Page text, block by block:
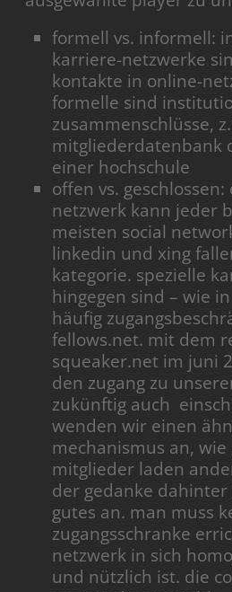
formell vs. informell:
karriere-netzwerke
kontakte in online-
formelle sind
zusammenschlüsse,
mitgliederdatenbank
einer hochschule
offen vs.
netzwerk kann jeder
meisten social
linkedin und xing
kategorie. spezielle
hingegen sind – wie
häufig
fellows.net. mit dem
squeaker.net im juni
den zugang zu
zukünftig auch
wenden wir einen
mechanismus an, wie
mitglieder laden
der gedanke dahinter
gutes an. man muss
zugangsschranke
netzwerk in sich
und nützlich ist. die